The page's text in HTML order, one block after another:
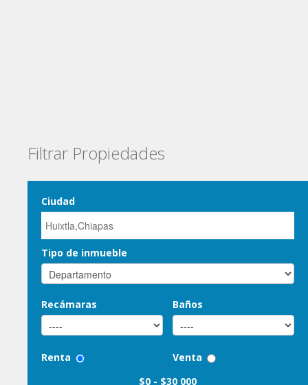
Filtrar Propiedades
Ciudad
Tipo de inmueble
Recámaras Baños
Renta
Venta
$0 - $30 000